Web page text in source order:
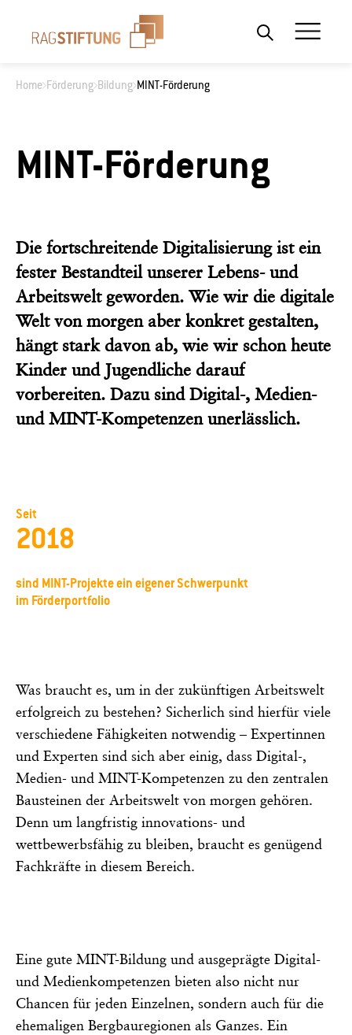
Home Förderung Bildung MINT-Förderung
MINT-Förderung
Die fortschreitende Digitalisierung ist ein
fester Bestandteil unserer Lebens- und
Arbeitswelt geworden. Wie wir die digitale
Welt von morgen aber konkret gestalten,
hängt stark davon ab, wie wir schon heute
Kinder und Jugendliche darauf
vorbereiten. Dazu sind Digital-, Medien-
und MINT-Kompetenzen unerlässlich.
Seit
2018
sind MINT-Projekte ein eigener Schwerpunkt
im Förderportfolio
Was braucht es, um in der zukünftigen Arbeitswelt
erfolgreich zu bestehen? Sicherlich sind hierfür viele
verschiedene Fähigkeiten notwendig – Expertinnen
und Experten sind sich aber einig, dass Digital-,
Medien- und MINT-Kompetenzen zu den zentralen
Bausteinen der Arbeitswelt von morgen gehören.
Denn um langfristig innovations- und
wettbewerbsfähig zu bleiben, braucht es genügend
Fachkräfte in diesem Bereich.
Eine gute MINT-Bildung und ausgeprägte Digital-
und Medienkompetenzen bieten also nicht nur
Chancen für jeden Einzelnen, sondern auch für die
ehemaligen Bergbauregionen als Ganzes. Ein